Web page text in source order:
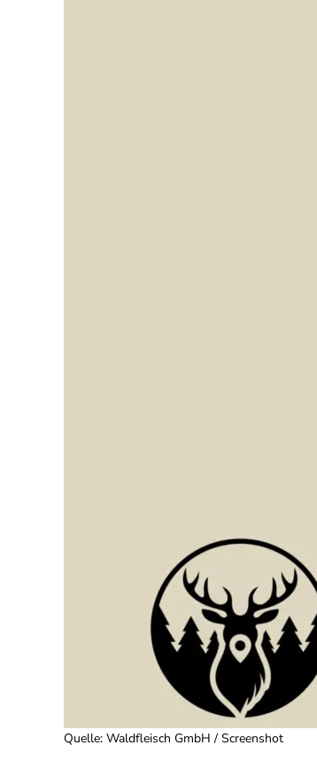
Quelle: Waldfleisch GmbH / Screenshot